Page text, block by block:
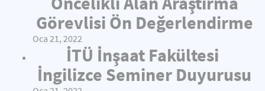
Görevlisi Ön Değerlendirme
Oca 21, 2022
İTÜ İnşaat Fakültesi
İngilizce Seminer Duyurusu